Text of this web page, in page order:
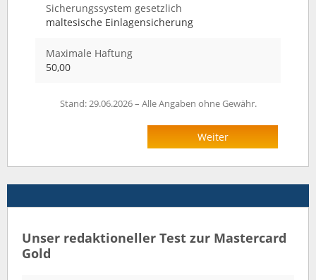
Sicherungssystem gesetzlich
maltesische Einlagensicherung
Maximale Haftung
50,00
Stand: 29.06.2026 – Alle Angaben ohne Gewähr.
Weiter
Unser redaktioneller Test zur Mastercard
Gold